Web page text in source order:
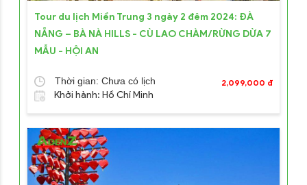
Tour du lịch Miền Trung 3 ngày 2 đêm 2024: ĐÀ
NẴNG – BÀ NÀ HILLS - CÙ LAO CHÀM/RỪNG DỪA 7
MẪU - HỘI AN
Thời gian: Chưa có lịch
Khởi hành: Hồ Chí Minh
2,099,000 đ